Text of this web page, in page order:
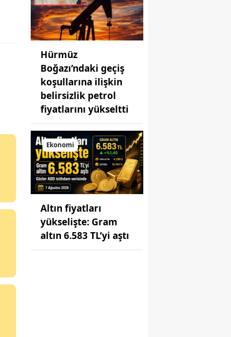
Hürmüz
Boğazı’ndaki geçiş
koşullarına ilişkin
belirsizlik petrol
fiyatlarını yükseltti
Ekonomi
Altın fiyatları
yükselişte: Gram
altın 6.583 TL’yi aştı